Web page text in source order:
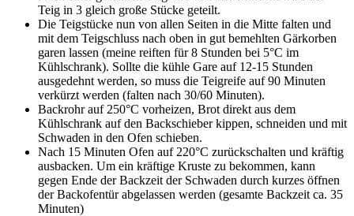
Teig in 3 gleich große Stücke geteilt.
Die Teigstücke nun von allen Seiten in die Mitte falten und
mit dem Teigschluss nach oben in gut bemehlten Gärkorben
garen lassen (meine reiften für 8 Stunden bei 5°C im
Kühlschrank). Sollte die kühle Gare auf 12-15 Stunden
ausgedehnt werden, so muss die Teigreife auf 90 Minuten
verkürzt werden (falten nach 30/60 Minuten).
Backrohr auf 250°C vorheizen, Brot direkt aus dem
Kühlschrank auf den Backschieber kippen, schneiden und mit
Schwaden in den Ofen schieben.
Nach 15 Minuten Ofen auf 220°C zurückschalten und kräftig
ausbacken. Um ein kräftige Kruste zu bekommen, kann
gegen Ende der Backzeit der Schwaden durch kurzes öffnen
der Backofentür abgelassen werden (gesamte Backzeit ca. 35
Minuten)